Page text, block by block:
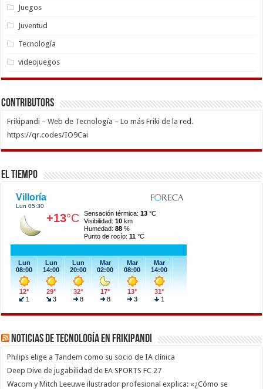
Juegos
Juventud
Tecnología
videojuegos
Contributors
Frikipandi – Web de Tecnología – Lo más Friki de la red.
https://qr.codes/IO9Cai
El Tiempo
Noticias de Tecnología en Frikipandi
Philips elige a Tandem como su socio de IA clínica
Deep Dive de jugabilidad de EA SPORTS FC 27
Wacom y Mitch Leeuwe ilustrador profesional explica: «¿Cómo se